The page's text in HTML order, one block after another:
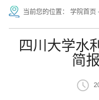
当前您的位置： 学院首页 -
四川大学水
简